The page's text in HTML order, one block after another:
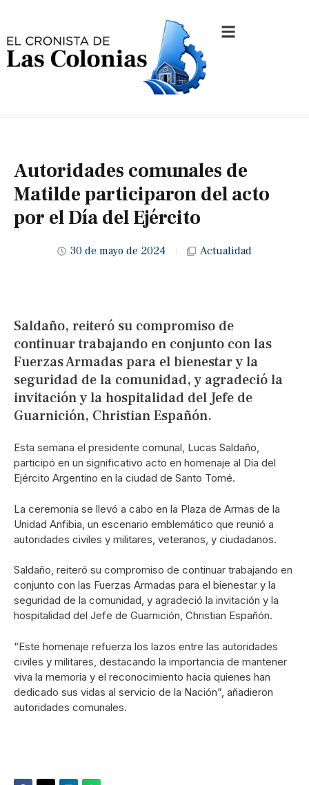
Autoridades comunales de
Matilde participaron del acto
por el Día del Ejército
30 de mayo de 2024 Actualidad
Saldaño, reiteró su compromiso de
continuar trabajando en conjunto con las
Fuerzas Armadas para el bienestar y la
seguridad de la comunidad, y agradeció la
invitación y la hospitalidad del Jefe de
Guarnición, Christian Españón.
Esta semana el presidente comunal, Lucas Saldaño,
participó en un significativo acto en homenaje al Día del
Ejército Argentino en la ciudad de Santo Tomé.
La ceremonia se llevó a cabo en la Plaza de Armas de la
Unidad Anfibia, un escenario emblemático que reunió a
autoridades civiles y militares, veteranos, y ciudadanos.
Saldaño, reiteró su compromiso de continuar trabajando en
conjunto con las Fuerzas Armadas para el bienestar y la
seguridad de la comunidad, y agradeció la invitación y la
hospitalidad del Jefe de Guarnición, Christian Españón.
“Este homenaje refuerza los lazos entre las autoridades
civiles y militares, destacando la importancia de mantener
viva la memoria y el reconocimiento hacia quienes han
dedicado sus vidas al servicio de la Nación”, añadieron
autoridades comunales.